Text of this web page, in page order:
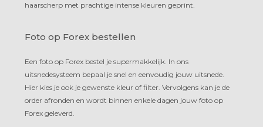
haarscherp met prachtige intense kleuren geprint.
Foto op Forex bestellen
Een foto op Forex bestel je supermakkelijk. In ons
uitsnedesysteem bepaal je snel en eenvoudig jouw uitsnede.
Hier kies je ook je gewenste kleur of filter. Vervolgens kan je de
order afronden en wordt binnen enkele dagen jouw foto op
Forex geleverd.